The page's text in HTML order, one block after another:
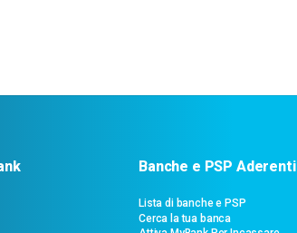
Banche e PSP Aderenti
Lista di banche e PSP
Cerca la tua banca